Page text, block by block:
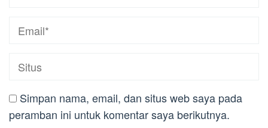
Simpan nama, email, dan situs web saya pada
peramban ini untuk komentar saya berikutnya.